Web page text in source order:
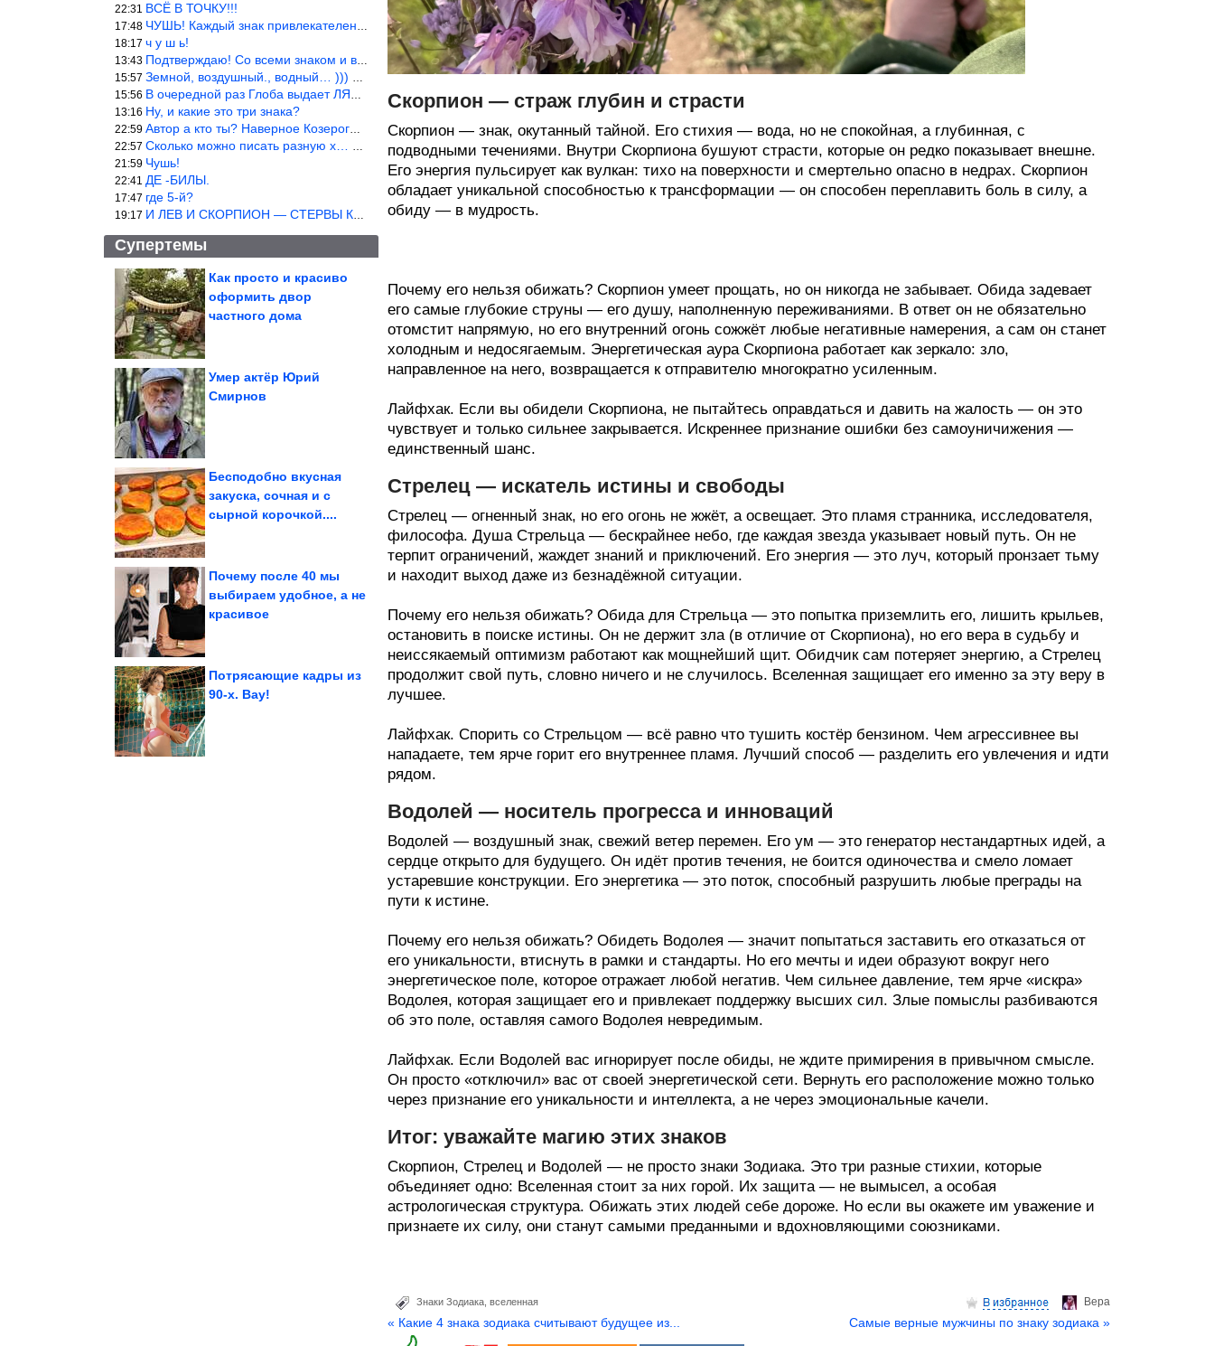
22:31 ВСЁ В ТОЧКУ!!!
17:48 ЧУШЬ! Каждый знак привлекателен! И среди Весов, Близнецов встреч
18:17 ч у ш ь!
13:43 Подтверждаю! Со всеми знаком и все одиноки и Я )))
15:57 Земной, воздушный., водный… ))) выбери сам трех из 9 )))
15:56 В очередной раз Глоба выдает ЛЯП! А корректоры, редакторы пропус
13:16 Ну, и какие это три знака?
22:59 Автор а кто ты? Наверное Козерог… Рога жена Рыба наставила ))
22:57 Сколько можно писать разную х… йню? Автор что то обкурился?
21:59 Чушь!
22:41 ДЕ -БИЛЫ.
17:47 где 5-й?
19:17 И ЛЕВ И СКОРПИОН — СТЕРВЫ КАКИХ ЕЩЕ ПОИСКАТЬ НАДО
Супертемы
Лучшие приколы
Как просто и красиво
оформить двор
частного дома
Умер актёр Юрий
Смирнов
Бесподобно вкусная
закуска, сочная и с
сырной корочкой....
На Урале арестовали
Почему после 40 мы
выбираем удобное, а не
красивое
Чистящее средство
Потрясающие кадры из
90-х. Вау!
Скорпион — страж глубин и страсти
Скорпион — знак, окутанный тайной. Его стихия — вода, но не спокойная, а глубинная, с
подводными течениями. Внутри Скорпиона бушуют страсти, которые он редко показывает внешне.
Его энергия пульсирует как вулкан: тихо на поверхности и смертельно опасно в недрах. Скорпион
обладает уникальной способностью к трансформации — он способен переплавить боль в силу, а
обиду — в мудрость.
Почему его нельзя обижать? Скорпион умеет прощать, но он никогда не забывает. Обида задевает
его самые глубокие струны — его душу, наполненную переживаниями. В ответ он не обязательно
отомстит напрямую, но его внутренний огонь сожжёт любые негативные намерения, а сам он станет
холодным и недосягаемым. Энергетическая аура Скорпиона работает как зеркало: зло,
направленное на него, возвращается к отправителю многократно усиленным.
Лайфхак. Если вы обидели Скорпиона, не пытайтесь оправдаться и давить на жалость — он это
чувствует и только сильнее закрывается. Искреннее признание ошибки без самоуничижения —
единственный шанс.
Стрелец — искатель истины и свободы
Стрелец — огненный знак, но его огонь не жжёт, а освещает. Это пламя странника, исследователя,
философа. Душа Стрельца — бескрайнее небо, где каждая звезда указывает новый путь. Он не
терпит ограничений, жаждет знаний и приключений. Его энергия — это луч, который пронзает тьму
и находит выход даже из безнадёжной ситуации.
Почему его нельзя обижать? Обида для Стрельца — это попытка приземлить его, лишить крыльев,
остановить в поиске истины. Он не держит зла (в отличие от Скорпиона), но его вера в судьбу и
неиссякаемый оптимизм работают как мощнейший щит. Обидчик сам потеряет энергию, а Стрелец
продолжит свой путь, словно ничего и не случилось. Вселенная защищает его именно за эту веру в
лучшее.
Лайфхак. Спорить со Стрельцом — всё равно что тушить костёр бензином. Чем агрессивнее вы
нападаете, тем ярче горит его внутреннее пламя. Лучший способ — разделить его увлечения и идти
рядом.
Водолей — носитель прогресса и инноваций
Водолей — воздушный знак, свежий ветер перемен. Его ум — это генератор нестандартных идей, а
сердце открыто для будущего. Он идёт против течения, не боится одиночества и смело ломает
устаревшие конструкции. Его энергетика — это поток, способный разрушить любые преграды на
пути к истине.
Почему его нельзя обижать? Обидеть Водолея — значит попытаться заставить его отказаться от
его уникальности, втиснуть в рамки и стандарты. Но его мечты и идеи образуют вокруг него
энергетическое поле, которое отражает любой негатив. Чем сильнее давление, тем ярче «искра»
Водолея, которая защищает его и привлекает поддержку высших сил. Злые помыслы разбиваются
об это поле, оставляя самого Водолея невредимым.
Лайфхак. Если Водолей вас игнорирует после обиды, не ждите примирения в привычном смысле.
Он просто «отключил» вас от своей энергетической сети. Вернуть его расположение можно только
через признание его уникальности и интеллекта, а не через эмоциональные качели.
Итог: уважайте магию этих знаков
Скорпион, Стрелец и Водолей — не просто знаки Зодиака. Это три разные стихии, которые
объединяет одно: Вселенная стоит за них горой. Их защита — не вымысел, а особая
астрологическая структура. Обижать этих людей себе дороже. Но если вы окажете им уважение и
признаете их силу, они станут самыми преданными и вдохновляющими союзниками.
Верa
Знаки Зодиака вселенная
« Какие 4 знака зодиака считывают будущее из... Самые верные мужчины по знаку зодиака »